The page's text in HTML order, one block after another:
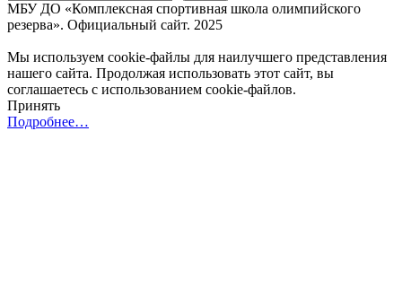
МБУ ДО «Комплексная спортивная школа олимпийского
резерва». Официальный сайт. 2025
Мы используем cookie-файлы для наилучшего представления
нашего сайта. Продолжая использовать этот сайт, вы
соглашаетесь с использованием cookie-файлов.
Принять
Подробнее…